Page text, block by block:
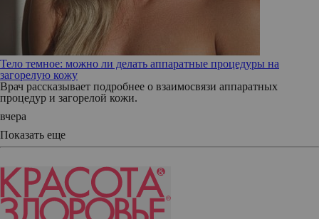
Тело темное: можно ли делать аппаратные процедуры на
загорелую кожу
Врач рассказывает подробнее о взаимосвязи аппаратных
процедур и загорелой кожи.
вчера
Показать еще